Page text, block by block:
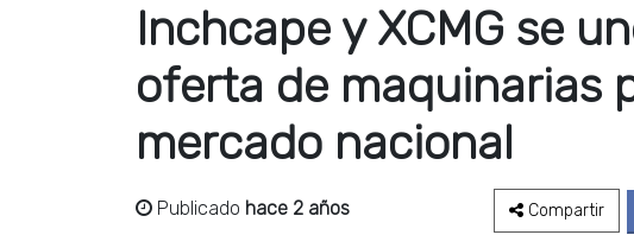
Inchcape y XCMG se
oferta de maquinarias
mercado nacional
Publicado hace 2 años Compartir